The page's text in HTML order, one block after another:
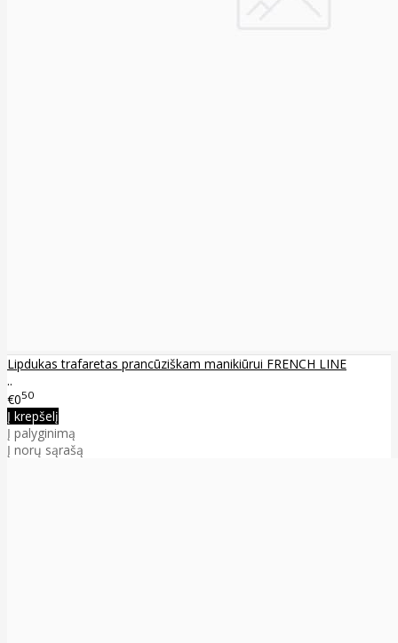
Lipdukas trafaretas prancūziškam manikiūrui FRENCH LINE
..
€050
Į krepšelį
Į palyginimą
Į norų sąrašą